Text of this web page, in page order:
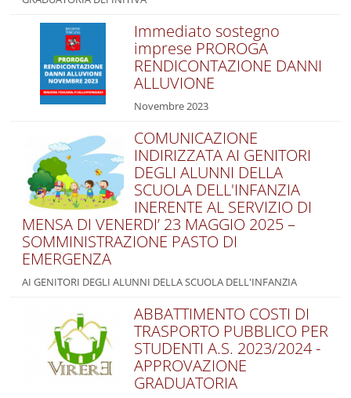
Immediato sostegno
imprese PROROGA
RENDICONTAZIONE DANNI
ALLUVIONE
Novembre 2023
COMUNICAZIONE
INDIRIZZATA AI GENITORI
DEGLI ALUNNI DELLA
SCUOLA DELL'INFANZIA
INERENTE AL SERVIZIO DI
MENSA DI VENERDI’ 23 MAGGIO 2025 –
SOMMINISTRAZIONE PASTO DI
EMERGENZA
AI GENITORI DEGLI ALUNNI DELLA SCUOLA DELL'INFANZIA
ABBATTIMENTO COSTI DI
TRASPORTO PUBBLICO PER
STUDENTI A.S. 2023/2024 -
APPROVAZIONE
GRADUATORIA